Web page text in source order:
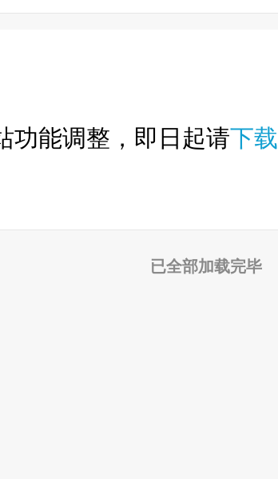
功能调整，即日起请下
已全部加载完毕